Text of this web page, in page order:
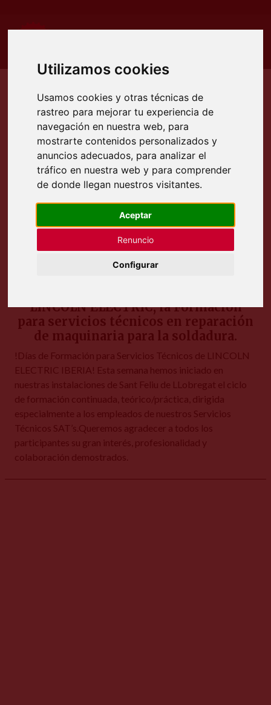
Utilizamos cookies
Usamos cookies y otras técnicas de
rastreo para mejorar tu experiencia de
navegación en nuestra web, para
mostrarte contenidos personalizados y
anuncios adecuados, para analizar el
tráfico en nuestra web y para comprender
de donde llegan nuestros visitantes.
Aceptar
Renuncio
Configurar
Etiqueta: servicio técnico
LINCOLN ELECTRIC, la Formación
para servicios técnicos en reparación
de maquinaria para la soldadura.
!Días de Formación para Servicios Técnicos de LINCOLN
ELECTRIC IBERIA! Esta semana hemos iniciado en
nuestras instalaciones de Sant Feliu de LLobregat el ciclo
de formación continuada, teórico/práctica, dirigida
especialmente a los empleados de nuestros Servicios
Técnicos SAT’s.Queremos agradecer a todos los
participantes su gran interés, profesionalidad y
colaboración demostrados.